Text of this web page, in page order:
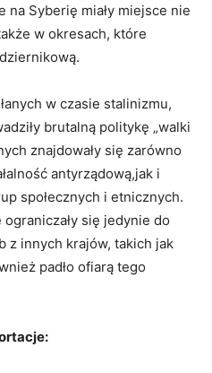
Syberię miały miejsce nie
w okresach, które
w czasie stalinizmu,
brutalną politykę „walki
znajdowały się zarówno
antyrządową,jak i
społecznych i etnicznych.
się jedynie do
z innych krajów, takich jak
padło ofiarą tego